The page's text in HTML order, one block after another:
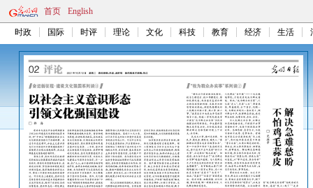
首页 English
时政 国际 时评 理论 文化 科技 教育 经济 生活